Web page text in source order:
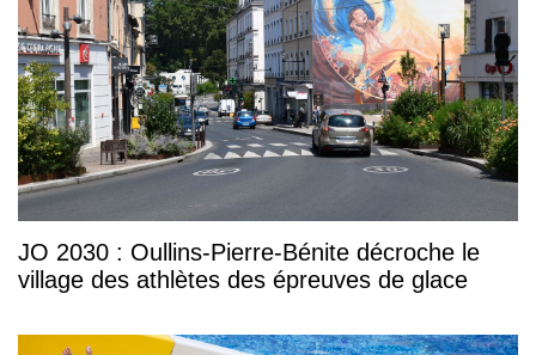
JO 2030 : Oullins-Pierre-Bénite décroche le
village des athlètes des épreuves de glace